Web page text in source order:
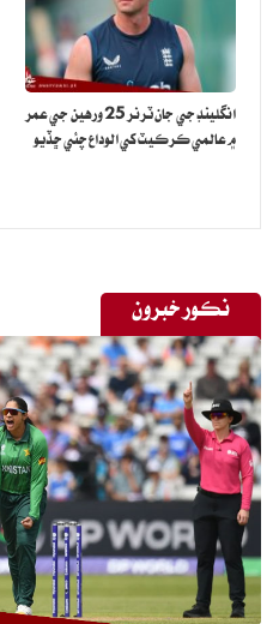
انگلينڊ جي جان ٽرنر 25 ورهين جي عمر
۾ عالمي ڪرڪيٽ کي الوداع چئي ڇڏيو
نڪور خبرون